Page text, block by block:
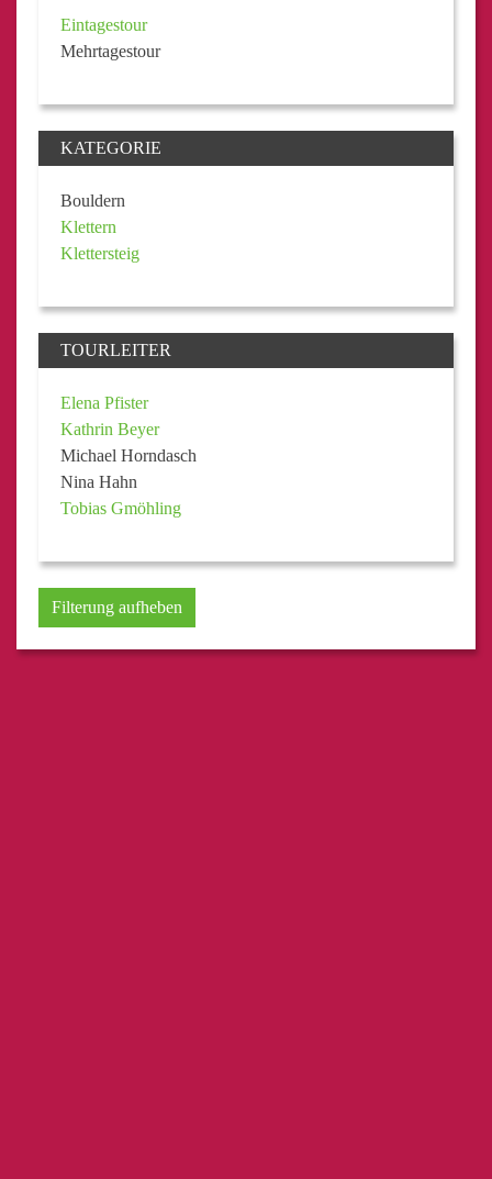
Eintagestour
Mehrtagestour
KATEGORIE
Bouldern
Klettern
Klettersteig
TOURLEITER
Elena Pfister
Kathrin Beyer
Michael Horndasch
Nina Hahn
Tobias Gmöhling
Filterung aufheben